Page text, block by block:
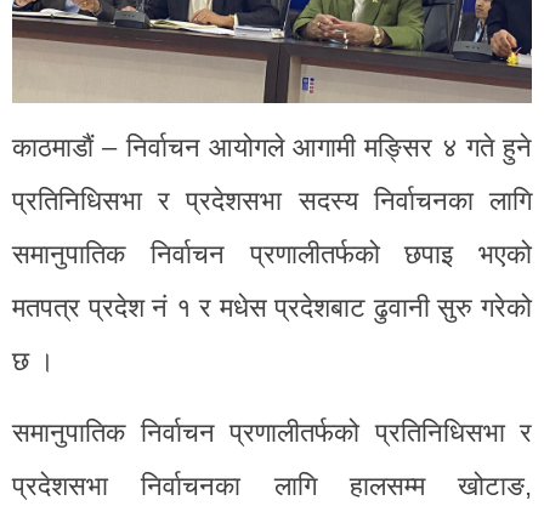
काठमाडाैं – निर्वाचन आयोगले आगामी मङ्सिर ४ गते हुने
प्रतिनिधिसभा र प्रदेशसभा सदस्य निर्वाचनका लागि
समानुपातिक निर्वाचन प्रणालीतर्फको छपाइ भएको
मतपत्र प्रदेश नं १ र मधेस प्रदेशबाट ढुवानी सुरु गरेको
छ ।
समानुपातिक निर्वाचन प्रणालीतर्फको प्रतिनिधिसभा र
प्रदेशसभा निर्वाचनका लागि हालसम्म खोटाङ,